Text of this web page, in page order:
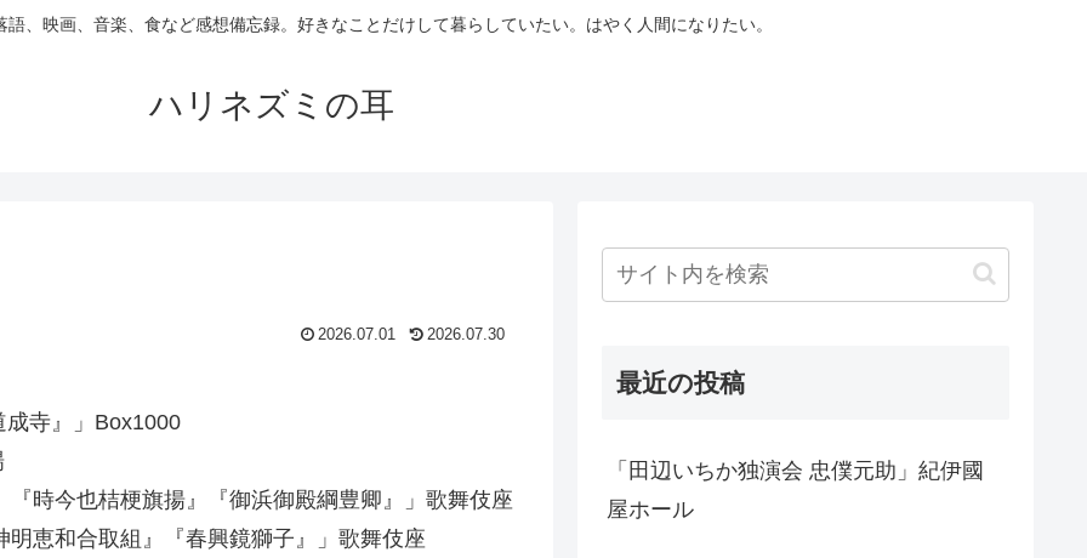
、映画、音楽、食など感想備忘録。好きなことだけして暮らしていたい。はやく人間になりたい。
ハリネズミの耳
2026.07.01 2026.07.30
寺』」Box1000
時今也桔梗旗揚』『御浜御殿綱豊卿』」歌舞伎座
恵和合取組』『春興鏡獅子』」歌舞伎座
最近の投稿
「田辺いちか独演会 忠僕元助」紀伊國
屋ホール